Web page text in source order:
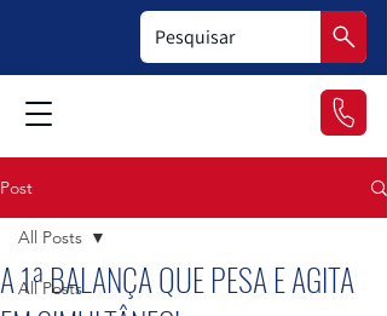
Post
All Posts
All Posts
A 1ª BALANÇA QUE PESA E AGITA